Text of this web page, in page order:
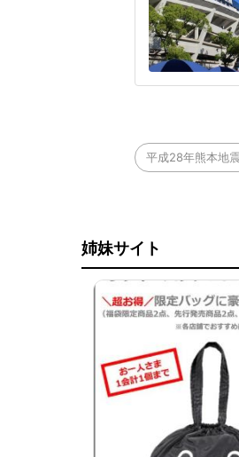
平成28年熊本地
姉妹サイト